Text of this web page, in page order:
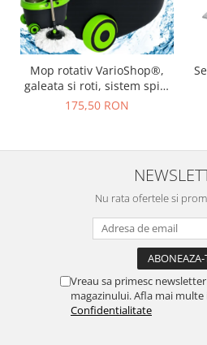
Mop rotativ VarioShop®,
galeata si roti, sistem spin,
maner telescopic, 2 rezerve
175,50 RON
Nu rata ofertele si
Vreau sa primesc
magazinului. Afla mai multe
Confidentialitate